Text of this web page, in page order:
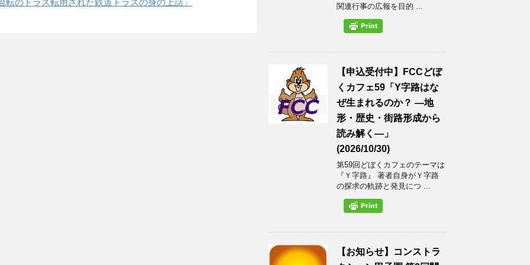
転のトラス転用された鉄道トラスの身の上話」
関連行事の広報を目的 ...
【申込受付中】FCCどぼ
くカフェ59「Y字路はな
ぜ生まれるのか？ ―地
形・歴史・街路形成から
読み解く―」
(2026/10/30)
第59回どぼくカフェのテーマは
『Ｙ字路』 著者自身がＹ字路
の探求の軌跡と発見につ ...
【お知らせ】コンストラ